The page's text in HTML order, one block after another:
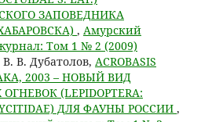
ЗАПОВЕДНИКА
, Амурский
Том 1 № 2 (2009)
В. Дубатолов, ACROBASIS
2003 – НОВЫЙ ВИД
(LEPIDOPTERA:
ДЛЯ ФАУНЫ РОССИИ ,